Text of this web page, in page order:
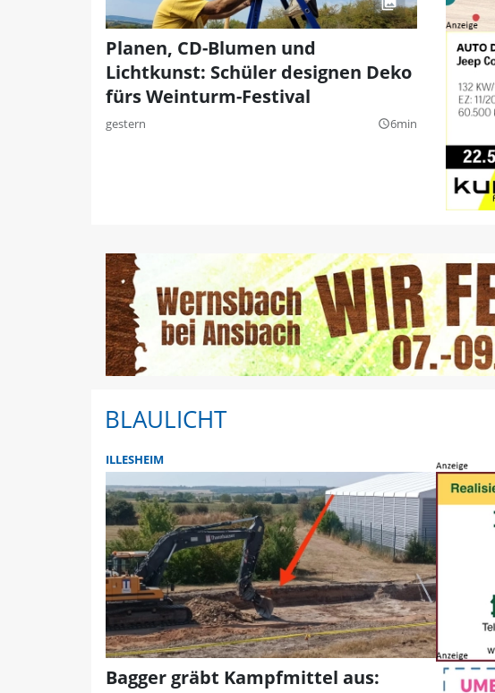
Planen, CD-Blumen und
Lichtkunst: Schüler designen Deko
fürs Weinturm-Festival
gestern query_builder6min
BLAULICHT
ILLESHEIM
Bagger gräbt Kampfmittel aus: